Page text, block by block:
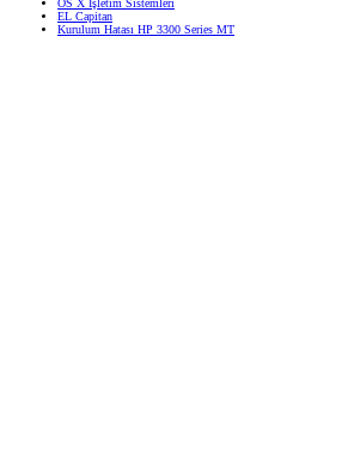
EL Capitan
Kurulum Hatası HP 3300 Series MT